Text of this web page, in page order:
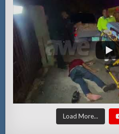
Load More...